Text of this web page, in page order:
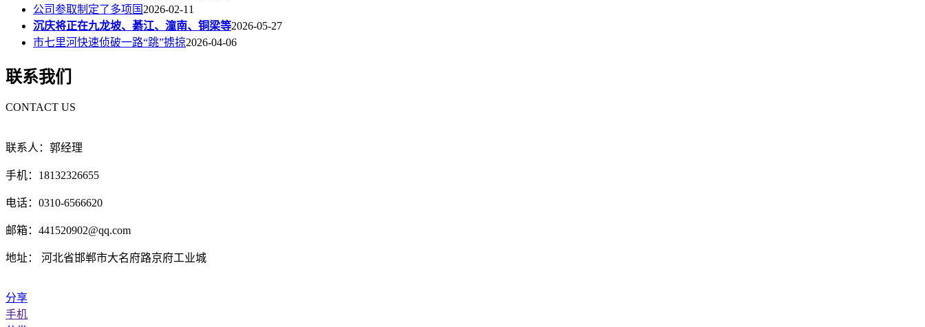
公司参取制定了多项国2026-02-11
沉庆将正在九龙坡、綦江、潼南、铜梁等2026-05-27
市七里河快速侦破一路“跳”掳掠2026-04-06
联系我们
CONTACT US
联系人：郭经理
手机：18132326655
电话：0310-6566620
邮箱：441520902@qq.com
地址： 河北省邯郸市大名府路京府工业城
分享
手机